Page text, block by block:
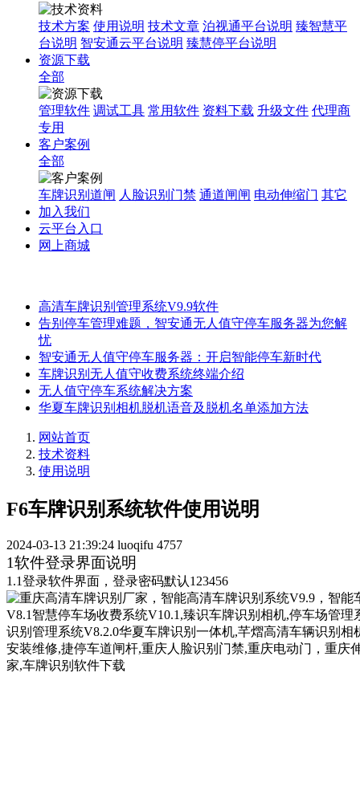
技术方案 使用说明 技术文章 泊视通平台说明 臻智慧平
台说明 智安通云平台说明 臻慧停平台说明
资源下载
全部
管理软件 调试工具 常用软件 资料下载 升级文件 代理商
专用
客户案例
全部
车牌识别道闸 人脸识别门禁 通道闸闸 电动伸缩门 其它
加入我们
云平台入口
网上商城
高清车牌识别管理系统V9.9软件
告别停车管理难题，智安通无人值守停车服务器为您解
忧
智安通无人值守停车服务器：开启智能停车新时代
车牌识别无人值守收费系统终端介绍
无人值守停车系统解决方案
华夏车牌识别相机脱机语音及脱机名单添加方法
网站首页
技术资料
使用说明
F6车牌识别系统软件使用说明
2024-03-13 21:39:24 luoqifu 4757
1软件登录界面说明
1.1登录软件界面，登录密码默认123456